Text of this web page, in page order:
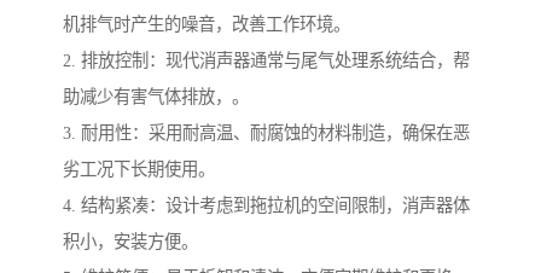
机排气时产生的噪音，改善工作环境。
2. 排放控制：现代消声器通常与尾气处理系统结合，帮
助减少有害气体排放，。
3. 耐用性：采用耐高温、耐腐蚀的材料制造，确保在恶
劣工况下长期使用。
4. 结构紧凑：设计考虑到拖拉机的空间限制，消声器体
积小，安装方便。